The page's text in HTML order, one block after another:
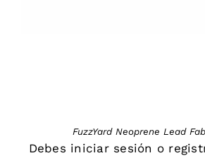
FuzzYard Neoprene Lead
Debes iniciar sesión o